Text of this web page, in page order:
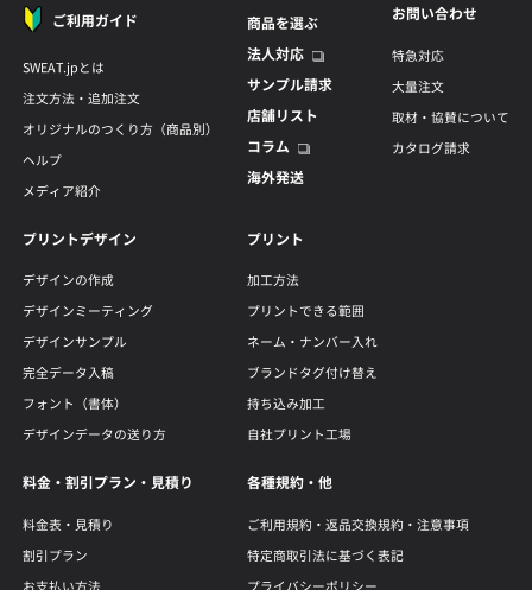
ご利用ガイド
SWEAT.jpとは
注文方法・追加注文
オリジナルのつくり方（商品別）
ヘルプ
メディア紹介
商品を選ぶ
法人対応
サンプル請求
店舗リスト
コラム
海外発送
お問い合わせ
特急対応
大量注文
取材・協賛について
カタログ請求
プリントデザイン
デザインの作成
デザインミーティング
デザインサンプル
完全データ入稿
フォント（書体）
デザインデータの送り方
プリント
加工方法
プリントできる範囲
ネーム・ナンバー入れ
ブランドタグ付け替え
持ち込み加工
自社プリント工場
料金・割引プラン・見積り
料金表・見積り
割引プラン
お支払い方法
各種規約・他
ご利用規約・返品交換規約・注意事項
特定商取引法に基づく表記
プライバシーポリシー